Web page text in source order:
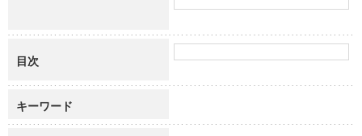
目次
キーワード